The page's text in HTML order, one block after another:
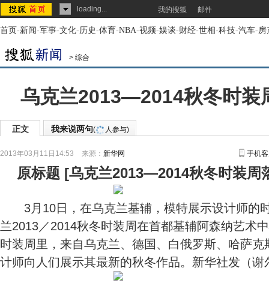
loading... 我的搜狐 邮件
首页-新闻-军事-文化-历史-体育-NBA-视频-娱谈-财经-世相-科技-汽车-房
> 综合
乌克兰2013—2014秋冬时装
正文 我来说两句( 人参与)
2013年03月11日14:53 来源： 新华网 手机
原标题 [乌克兰2013—2014秋冬时装周
3月10日，在乌克兰基辅，模特展示设计师的
兰2013／2014秋冬时装周在首都基辅阿森纳艺术
时装周里，来自乌克兰、德国、白俄罗斯、哈萨
计师向人们展示其最新的秋冬作品。新华社发（谢